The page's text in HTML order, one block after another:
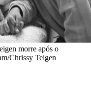
morre após o
Chrissy Teigen